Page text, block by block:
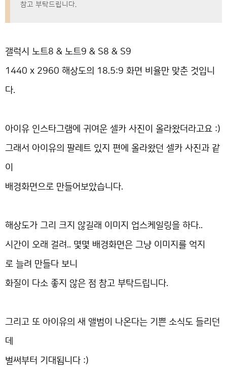
참고 부탁드립니다.
갤럭시 노트8 & 노트9 & S8 & S9
1440 x 2960 해상도의 18.5:9 화면 비율만 맞춘 것입니
다.
아이유 인스타그램에 귀여운 셀카 사진이 올라왔더라고요 :)
그래서 아이유의 팔레트 있지 편에 올라왔던 셀카 사진과 같
이
배경화면으로 만들어보았습니다.
해상도가 그리 크지 않길래 이미지 업스케일링을 하다..
시간이 오래 걸려.. 몇몇 배경화면은 그냥 이미지를 억지
로 늘려 만들다 보니
화질이 다소 좋지 않은 점 참고 부탁드립니다.
그리고 또 아이유의 새 앨범이 나온다는 기쁜 소식도 들리던
데
벌써부터 기대됩니다 :)